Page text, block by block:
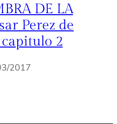
DE LA
Perez de
2
2017